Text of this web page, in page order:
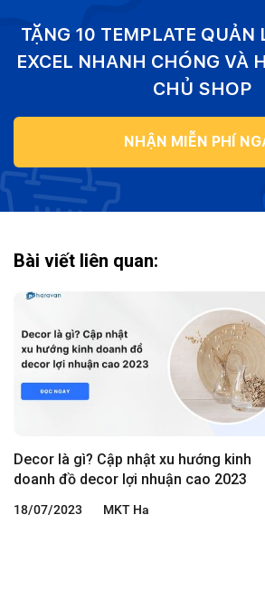
TẶNG 10 TEMPLATE QUẢN
EXCEL NHANH CHÓNG VÀ
CHỦ SHOP
NHẬN MIỄN PHÍ
Bài viết liên quan:
Decor là gì? Cập nhật xu hướng kinh
doanh đồ decor lợi nhuận cao 2023
18/07/2023 MKT Ha